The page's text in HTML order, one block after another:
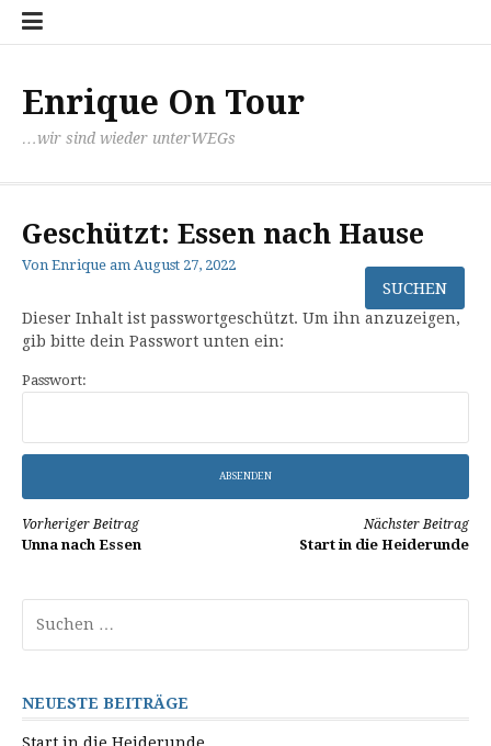
Zum
Inhalt
Paul
Enrique On Tour
…wir sind wieder unterWEGs
Geschützt: Essen nach Hause
Von Enrique am August 27, 2022
Dieser Inhalt ist passwortgeschützt. Um ihn anzuzeigen,
gib bitte dein Passwort unten ein:
Passwort:
Weiterlesen
Vorheriger Beitrag
Unna nach Essen
Nächster Beitrag
Start in die Heiderunde
nach:
NEUESTE BEITRÄGE